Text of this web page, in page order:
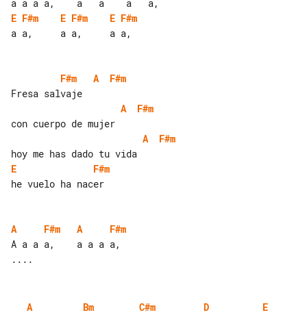
E F#m E F#m E F#m
a a,     a a,     a a,
F#m A
F#m
A
F#m
A
F#m
E
F#m
he vuelo ha nacer
A F#m A
F#m
A a a a,    a a a a,
A Bm C#m D E